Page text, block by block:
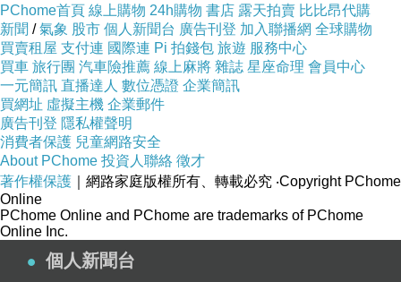
另外一份就點：幽庵燒扁鱈(大比目魚)吧！
話說，鱈魚，比目魚好像不容易分清楚？白目海
參知道的是，"圓鱈"才是真的鱈魚，扁鱈就是比
目魚，口感上來說後者還比較嫩一些...但這就是
PChome首頁 線上購物 24h購物 書店 露天拍賣 比比昂代購
新聞 /氣象 股市 個人新聞台 廣告刊登 加入聯播網 全球購物
買賣租屋 支付連 國際連 Pi 拍錢包 旅遊 服務中心
買車 旅行團 汽車險推薦 線上麻將 雜誌 星座命理 會員中心
一元簡訊 直播達人 數位憑證 企業簡訊
買網址 虛擬主機 企業郵件
廣告刊登 隱私權聲明
消費者保護 兒童網路安全
About PChome 投資人聯絡 徵才
著作權保護 ｜網路家庭版權所有、轉載必究 ‧Copyright PChome
Online
PChome Online and PChome are trademarks of PChome
Online Inc.
個人新聞台